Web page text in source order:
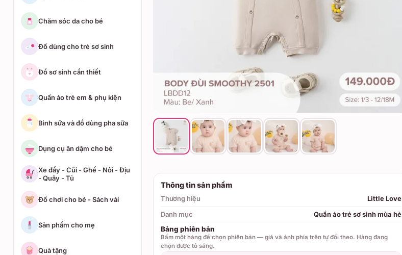
Chăm sóc da cho bé
Đồ dùng cho trẻ sơ sinh
Đồ sơ sinh cần thiết
Quần áo trẻ em & phụ kiện
Bình sữa và đồ dùng pha sữa
Dụng cụ ăn dặm cho bé
Xe đẩy - Cũi - Ghế - Nôi - Địu
- Quây - Tủ
Đồ chơi cho bé - Sách vải
Sản phẩm cho mẹ
Quà tặng
Thông tin sản phẩm
Thương hiệu
Little Love
Danh mục
Quần áo trẻ sơ sinh mùa hè
Bảng phiên bản
Bấm một hàng để chọn phiên bản — giá và ảnh phía trên tự đổi theo. Hàng đang
chọn được tô sáng.